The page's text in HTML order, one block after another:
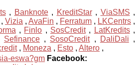
, Banknote, KreditStar, ViaSMS ,
, Vizia , AvaFin , Ferratum , LKCentrs ,
, Finlo , SosCredit, LatKredits,
Sefinance, SosoCredit, DaliDali ,
, Moneza , Esto , Altero ,
eswa?gm Facebook: